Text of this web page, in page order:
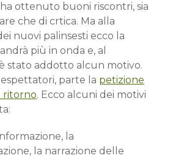
ottenuto buoni riscontri, sia
che di crtica. Ma alla
nuovi palinsesti ecco la
più in onda e, al
stato addotto alcun motivo.
parte la petizione
ritorno. Ecco alcuni dei motivi
la
la narrazione delle